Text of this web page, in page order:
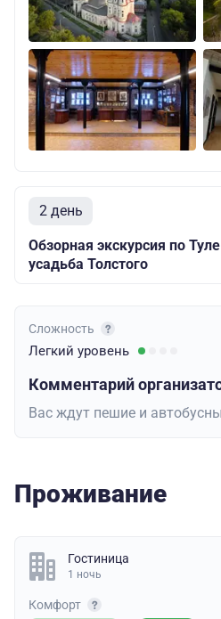
2 день
Обзорная экскурсия по
усадьба Толстого
Сложность
Легкий уровень
Комментарий
Вас ждут пешие и
Проживание
Гостиница
1 ночь
Комфорт